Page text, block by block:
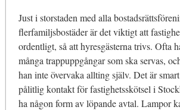
Just i storstaden med alla
flerfamiljsbostäder är det viktigt att
ordentligt, så att hyresgästerna trivs. Ofta
många trappuppgångar som ska servas,
han inte övervaka allting själv. Det är
pålitlig kontakt för fastighetsskötsel i
ha någon form av löpande avtal. Lampor